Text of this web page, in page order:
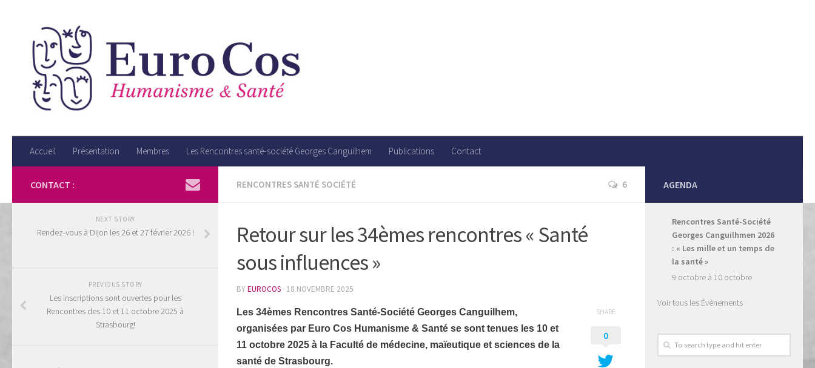
Accueil Présentation Membres Les Rencontres santé-société Georges Canguilhem Publications Contact
RENCONTRES SANTÉ SOCIÉTÉ 6
Retour sur les 34èmes rencontres « Santé
sous influences »
BYEUROCOS · 18 NOVEMBRE 2025
Les 34èmes Rencontres Santé-Société Georges Canguilhem,
organisées par Euro Cos Humanisme & Santé se sont tenues les 10 et
11 octobre 2025 à la Faculté de médecine, maïeutique et sciences de la
santé de Strasbourg.
SHARE
0
CONTACT :
NEXT STORY
Rendez-vous à Dijon les 26 et 27 février 2026 !
PREVIOUS STORY
Les inscriptions sont ouvertes pour les
Rencontres des 10 et 11 octobre 2025 à
Strasbourg!
AGENDA
Rencontres Santé-Société
Georges Canguilhmen 2026
: « Les mille et un temps de
la santé »
9 octobre à 10 octobre
Voir tous les Évènements